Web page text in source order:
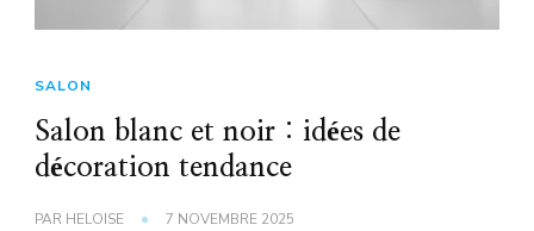
SALON
Salon blanc et noir : idées de
décoration tendance
PAR HELOISE 7 NOVEMBRE 2025